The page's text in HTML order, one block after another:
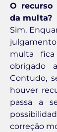
O recurso
da multa?
Sim.
multa
obrigado
Contudo,
houver
passa a
correção